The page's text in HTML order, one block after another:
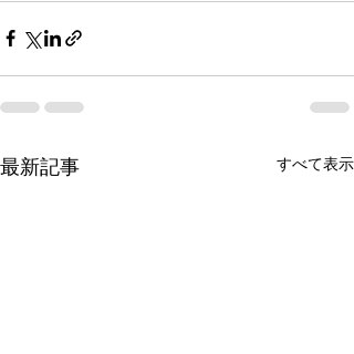
最新記事 すべて表示